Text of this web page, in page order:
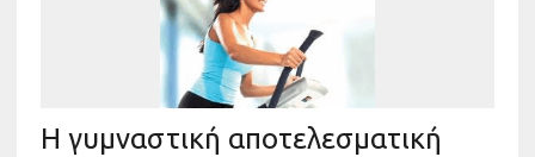
Η γυμναστική αποτελεσματική